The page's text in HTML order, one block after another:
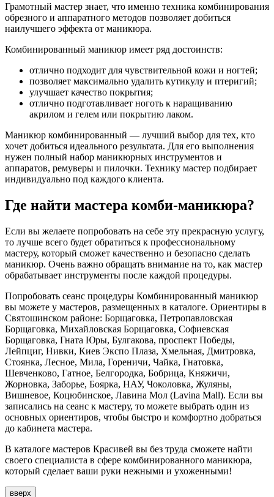
Грамотный мастер знает, что именно техника комбинирования
обрезного и аппаратного методов позволяет добиться
наилучшего эффекта от маникюра.
Комбинированный маникюр имеет ряд достоинств:
отлично подходит для чувствительной кожи и ногтей;
позволяет максимально удалить кутикулу и птеригий;
улучшает качество покрытия;
отлично подготавливает ноготь к наращиванию
акрилом и гелем или покрытию лаком.
Маникюр комбинированный — лучший выбор для тех, кто
хочет добиться идеального результата. Для его выполнения
нужен полный набор маникюрных инструментов и
аппаратов, ремуверы и пилочки. Технику мастер подбирает
индивидуально под каждого клиента.
Где найти мастера комби-маникюра?
Если вы желаете попробовать на себе эту прекрасную услугу,
то лучше всего будет обратиться к профессиональному
мастеру, который сможет качественно и безопасно сделать
маникюр. Очень важно обращать внимание на то, как мастер
обрабатывает инструменты после каждой процедуры.
Попробовать сеанс процедуры Комбинированный маникюр
вы можете у мастеров, размещенных в каталоге. Ориентиры в
Святошинском районе: Борщаговка, Петропавловская
Борщаговка, Михайловская Борщаговка, Софиевская
Борщаговка, Гната Юры, Булгакова, проспект Победы,
Лейпциг, Нивки, Киев Экспо Плаза, Хмельная, Дмитровка,
Стоянка, Лесное, Мила, Гореничи, Чайка, Гнатовка,
Шевченково, Гатное, Белгородка, Бобрица, Княжичи,
Жорновка, Заборье, Боярка, НАУ, Чоколовка, Жуляны,
Вишневое, Коцюбинское, Лавина Мол (Lavina Mall). Если вы
записались на сеанс к мастеру, то можете выбрать один из
основных ориентиров, чтобы быстро и комфортно добраться
до кабинета мастера.
В каталоге мастеров Красивей вы без труда сможете найти
своего специалиста в сфере комбинированного маникюра,
который сделает ваши руки нежными и ухоженными!
вверх